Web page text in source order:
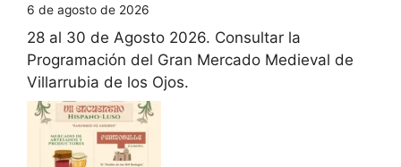
6 de agosto de 2026
28 al 30 de Agosto 2026. Consultar la
Programación del Gran Mercado Medieval de
Villarrubia de los Ojos.